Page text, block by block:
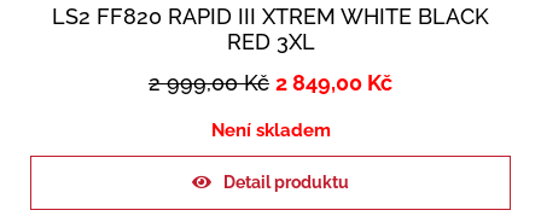
LS2 FF820 RAPID III XTREM WHITE BLACK
RED 3XL
2 999,00Kč 2 849,00 Kč
Není skladem
Detail produktu